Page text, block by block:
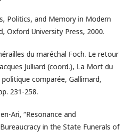
Politics, and Memory in Modern
Oxford University Press, 2000.
du maréchal Foch. Le retour
Julliard (coord.), La Mort du
comparée, Gallimard,
231-258.
Ari, “Resonance and
in the State Funerals of